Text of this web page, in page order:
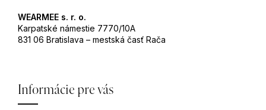
WEARMEE s. r. o.
Karpatské námestie 7770/10A
831 06 Bratislava – mestská časť Rača
Informácie pre vás